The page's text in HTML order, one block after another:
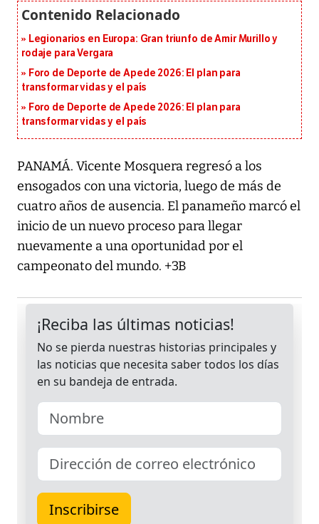
Legionarios en Europa: Gran triunfo de Amir Murillo y
rodaje para Vergara
Foro de Deporte de Apede 2026: El plan para
transformar vidas y el país
Foro de Deporte de Apede 2026: El plan para
transformar vidas y el país
PANAMÁ. Vicente Mosquera regresó a los
ensogados con una victoria, luego de más de
cuatro años de ausencia. El panameño marcó el
inicio de un nuevo proceso para llegar
nuevamente a una oportunidad por el
campeonato del mundo. +3B